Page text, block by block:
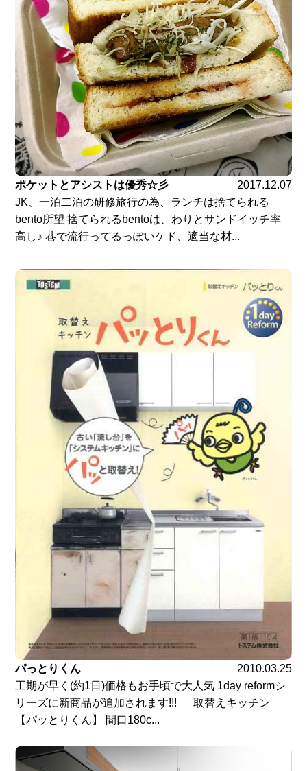
ポケットとアシストは優秀☆彡
2017.12.07
JK、一泊二泊の研修旅行の為、ランチは捨てられる
bento所望 捨てられるbentoは、わりとサンドイッチ率
高し♪ 巷で流行ってるっぽいケド、適当な材...
パっとりくん
2010.03.25
工期が早く(約1日)価格もお手頃で大人気 1day reformシ
リーズに新商品が追加されます!!! 取替えキッチン
【パッとりくん】 間口180c...